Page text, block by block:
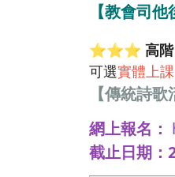
【教會司他
⭐⭐⭐ 高階
可選實體上課
【傳統詩歌
網上報名：
截止日期：